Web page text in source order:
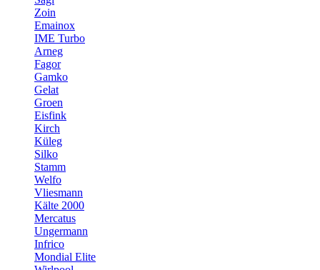
Zoin
Emainox
IME Turbo
Arneg
Fagor
Gamko
Gelat
Groen
Eisfink
Kirch
Küleg
Silko
Stamm
Welfo
Vliesmann
Kälte 2000
Mercatus
Ungermann
Infrico
Mondial Elite